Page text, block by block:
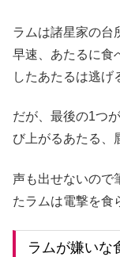
ラムは諸星家の台
早速、あたるに食
したあたるは逃げ
だが、最後の1つ
び上がるあたる、
声も出せないので
たラムは電撃を食
ラムが嫌いな